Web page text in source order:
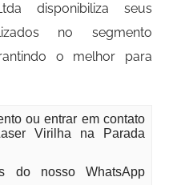
disponibiliza seus
no segmento
o melhor para
ou entrar em contato
Virilha na Parada
do nosso WhatsApp